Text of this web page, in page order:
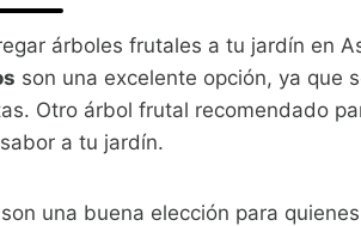
árboles frutales a tu jardín en
son una excelente opción, ya que
Otro árbol frutal recomendado
a tu jardín.
son una buena elección para